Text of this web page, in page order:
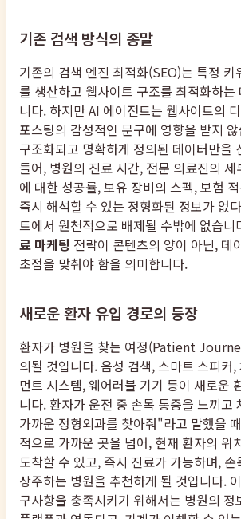
기존 검색 방식의 종말
기존의 검색 엔진 최적화(SEO)는 특정 키
를 생산하고 웹사이트 구조를 최적화하는
니다. 하지만 AI 에이전트는 웹사이트의
포스팅의 감성적인 문구에 영향을 받지
구조화되고 명확하게 정의된 데이터만을
들어, 병원의 진료 시간, 전문 의료진의
에 대한 성공률, 보유 장비의 스펙, 보험
즉시 해석할 수 있는 정형화된 정보가 없
트에서 원천적으로 배제될 수밖에 없습니
료 마케팅 전략이 콘텐츠의 양이 아닌, 데
초점을 맞춰야 함을 의미합니다.
새로운 환자 유입 경로의 등장
환자가 병원을 찾는 여정(Patient
의될 것입니다. 음성 검색, 스마트 스피커,
먼트 시스템, 웨어러블 기기 등이 새로운
니다. 환자가 운전 중 손목 통증을 느끼고
가까운 정형외과를 찾아줘"라고 말했을
적으로 가까운 곳을 넘어, 현재 환자의 위
도착할 수 있고, 즉시 진료가 가능하며,
상주하는 병원을 추천하게 될 것입니다.
구사항을 충족시키기 위해서는 병원의 정